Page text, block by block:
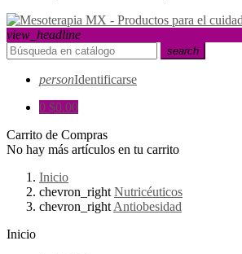
view_headline
search
personIdentificarse
0 $0.00
Carrito de Compras
No hay más artículos en tu carrito
Inicio
chevron_right Nutricéuticos
chevron_right Antiobesidad
Inicio